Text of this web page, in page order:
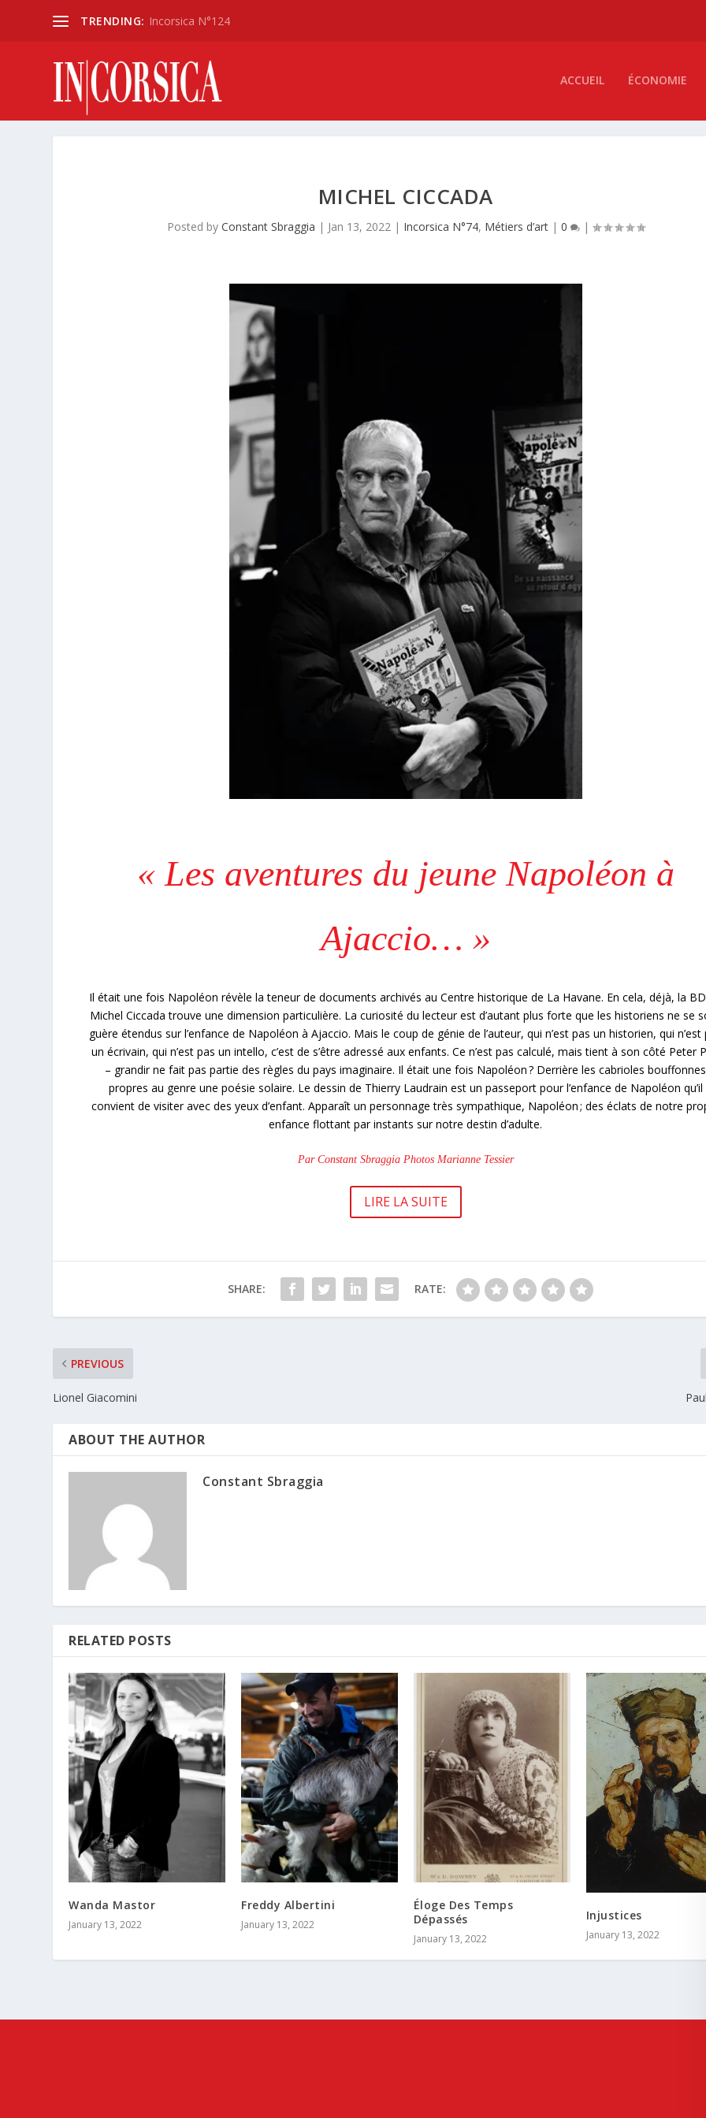
TRENDING: Incorsica N°124
ACCUEIL ÉCONOMIE
MICHEL CICCADA
Posted by Constant Sbraggia | Jan 13, 2022| Incorsica N°74, Métiers d’art| 0 |
« Les aventures du jeune Napoléon à
Ajaccio… »
Il était une fois Napoléon révèle la teneur de documents archivés au Centre historique de La Havane. En cela, déjà, la
Michel Ciccada trouve une dimension particulière. La curiosité du lecteur est d’autant plus forte que les historiens ne se
guère étendus sur l’enfance de Napoléon à Ajaccio. Mais le coup de génie de l’auteur, qui n’est pas un historien, qui n’est
un écrivain, qui n’est pas un intello, c’est de s’être adressé aux enfants. Ce n’est pas calculé, mais tient à son côté Peter
– grandir ne fait pas partie des règles du pays imaginaire. Il était une fois Napoléon ? Derrière les cabrioles bouffonnes
propres au genre une poésie solaire. Le dessin de Thierry Laudrain est un passeport pour l’enfance de Napoléon qu’il
convient de visiter avec des yeux d’enfant. Apparaît un personnage très sympathique, Napoléon ; des éclats de notre
enfance flottant par instants sur notre destin d’adulte.
Par Constant Sbraggia Photos Marianne Tessier
LIRE LA SUITE
SHARE: RATE:
PREVIOUS
Lionel Giacomini
ABOUT THE AUTHOR
Constant Sbraggia
RELATED POSTS
Wanda Mastor
January 13, 2022
Freddy Albertini
January 13, 2022
Éloge Des Temps
Dépassés
January 13, 2022
Injustices
January 13, 2022